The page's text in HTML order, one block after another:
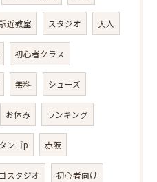
近教室 スタジオ 大人
初心者クラス
無料 シューズ
お休み ランキング
ンゴp 赤阪
スタジオ 初心者向け